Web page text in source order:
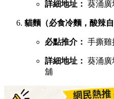
詳細地址： 葵涌廣
貓麵（必食冷麵，酸辣自
必點推介： 手撕雞
詳細地址： 葵涌廣
舖